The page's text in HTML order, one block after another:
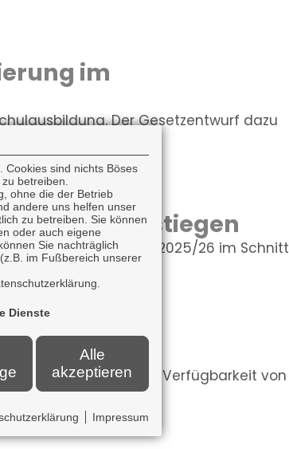
im
Der Gesetzentwurf dazu
gestiegen
im Ausbildungsjahr 2025/26 im Schnitt
aber nicht für alle. Die Verfügbarkeit von
Cookies sind nichts Böses
betreiben.
ohne die der Betrieb
andere uns helfen unser
zu betreiben. Sie können
oder auch eigene
Sie nachträglich
im Fußbereich unserer
Dienste
Alle
akzeptieren
Impressum